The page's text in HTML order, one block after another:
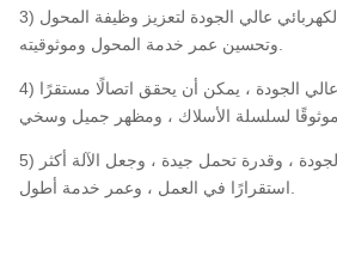
3) يتم استخدام ورق العزل الكهربائي عالي الجودة لتعزيز وظيفة المحول
4) باستخدام لوح عزل عالي الجودة ، يمكن أن يحقق اتصالًا مستقرًا
5) اعتماد قناة فولاذية عالية الجودة ، وقدرة تحمل جيدة ، وجعل الآلة أكثر